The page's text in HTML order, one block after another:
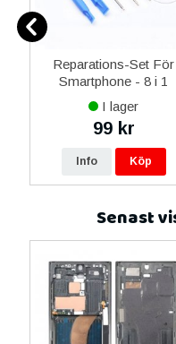
Reparations-Set För
Smartphone - 8 i 1
I lager
99 kr
Info Köp
Senast